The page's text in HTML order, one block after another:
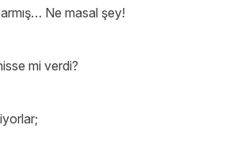
Ne masal şey!
mi verdi?